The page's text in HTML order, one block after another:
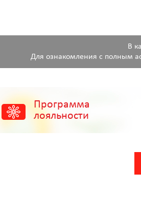
В
Для ознакомления с полным
Программа
лояльности